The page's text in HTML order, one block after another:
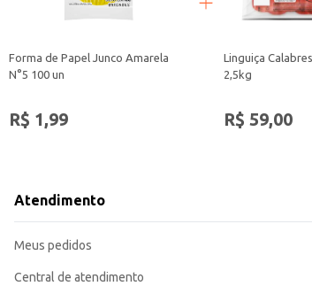
Forma de Papel Junco Amarela
N°5 100 un
R$ 1,99
Linguiça
2,5kg
R$ 59,00
Atendimento
Meus pedidos
Central de atendimento